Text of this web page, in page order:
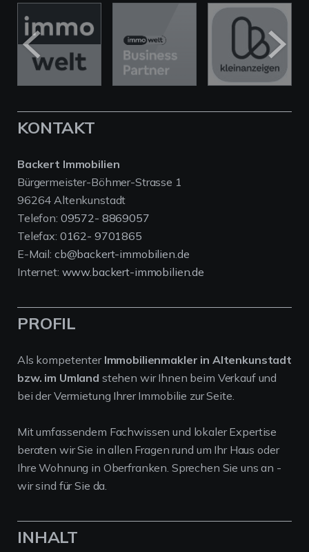
KONTAKT
Backert Immobilien
Bürgermeister-Böhmer-Strasse 1
96264 Altenkunstadt
Telefon: 09572- 8869057
Telefax: 0162- 9701865
E-Mail: cb@backert-immobilien.de
Internet: www.backert-immobilien.de
PROFIL
Als kompetenter Immobilienmakler in Altenkunstadt
bzw. im Umland stehen wir Ihnen beim Verkauf und
bei der Vermietung Ihrer Immobilie zur Seite.
Mit umfassendem Fachwissen und lokaler Expertise
beraten wir Sie in allen Fragen rund um Ihr Haus oder
Ihre Wohnung in Oberfranken. Sprechen Sie uns an -
wir sind für Sie da.
INHALT